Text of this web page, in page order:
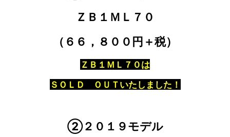
ＺＢ１ＭＬ７０
（６６，８００円＋税）
ＺＢ１ＭＬ７０は
ＳＯＬＤ ＯＵＴいたしました！
②２０１９モデル